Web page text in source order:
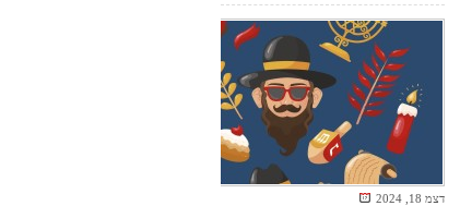
דצמ 18, 2024